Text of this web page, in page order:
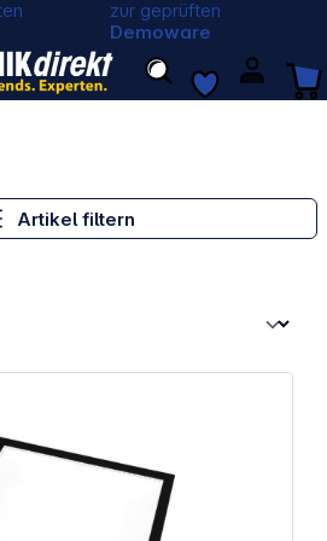
zur geprüften
Demoware
Artikel filtern